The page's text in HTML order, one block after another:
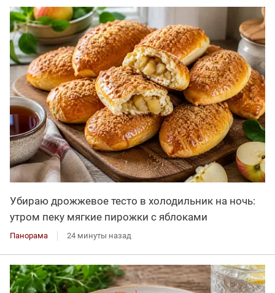
Убираю дрожжевое тесто в холодильник на ночь:
утром пеку мягкие пирожки с яблоками
Панорама 24 минуты назад